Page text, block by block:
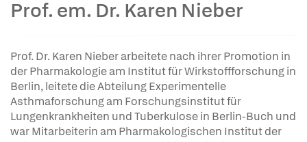
Prof. em. Dr. Karen Nieber
Prof. Dr. Karen Nieber arbeitete nach ihrer Promotion in
der Pharmakologie am Institut für Wirkstoffforschung in
Berlin, leitete die Abteilung Experimentelle
Asthmaforschung am Forschungsinstitut für
Lungenkrankheiten und Tuberkulose in Berlin-Buch und
war Mitarbeiterin am Pharmakologischen Institut der